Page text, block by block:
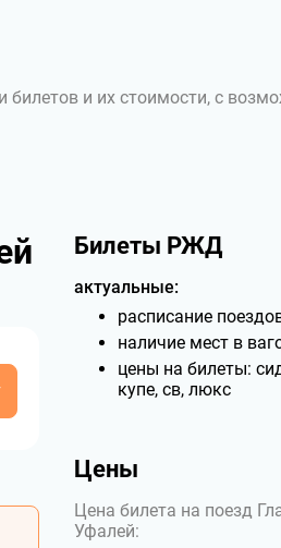
билетов и их стоимости, с
Билеты РЖД
актуальные:
расписание
наличие мест в
цены на билеты:
купе, св, люкс
Цены
Цена билета на поезд
Уфалей: